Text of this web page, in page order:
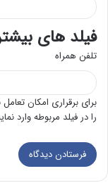
فیلد های
تلفن همراه
برای برقراری امکان
را در فیلد مربوطه وارد